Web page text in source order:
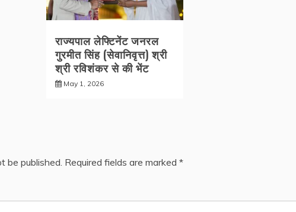
राज्यपाल लेफ्टिनेंट जनरल
गुरमीत सिंह (सेवानिवृत्त) श्री
श्री रविशंकर से की भेंट
May 1, 2026
be published. Required fields are marked *